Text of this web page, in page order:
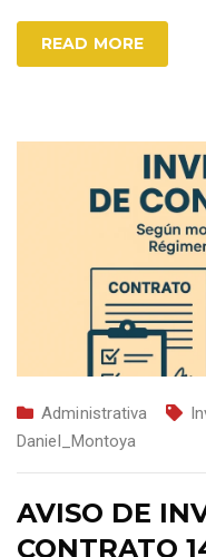
READ MORE
Administrativa
Daniel_Montoya
AVISO DE
CONTRATO